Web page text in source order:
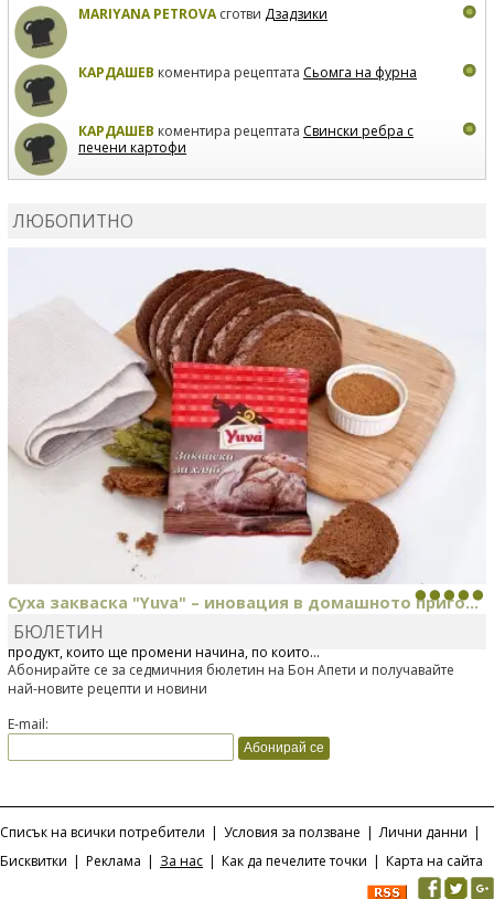
MARIYANA PETROVAсготви Дзадзики
КАРДАШЕВ коментира рецептата Сьомга на фурна
КАРДАШЕВ коментира рецептата Свински ребра с
печени картофи
ЛЮБОПИТНО
Суха закваска "Yuva" – иновация в домашното приго...
Отскоро Лесафр България стартира предлагането на изцяло нов
продукт, който ще промени начина, по който...
БЮЛЕТИН
Абонирайте се за седмичния бюлетин на Бон Апети и получавайте
най-новите рецепти и новини
E-mail:
Списък на всички потребители | Условия за ползване | Лични данни |
Бисквитки | Реклама | За нас | Как да печелите точки | Карта на сайта